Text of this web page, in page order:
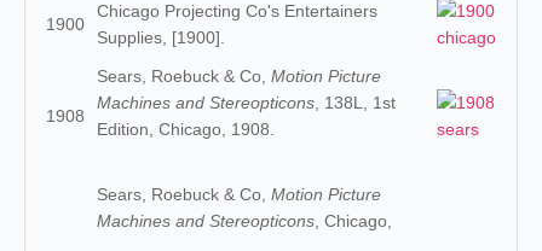
1900
Chicago Projecting Co's Entertainers
Supplies, [1900].
1908
Sears, Roebuck & Co, Motion Picture
Machines and Stereopticons , 138L, 1st
Edition, Chicago, 1908.
Sears, Roebuck & Co, Motion Picture
Machines and Stereopticons , Chicago,